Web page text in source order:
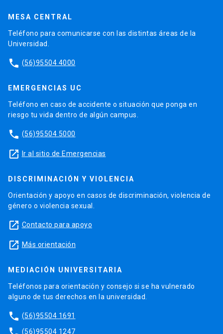
MESA CENTRAL
Teléfono para comunicarse con las distintas áreas de la
Universidad.
phone (56)95504 4000
EMERGENCIAS UC
Teléfono en caso de accidente o situación que ponga en
riesgo tu vida dentro de algún campus.
phone (56)95504 5000
launch Ir al sitio de Emergencias
DISCRIMINACIÓN Y VIOLENCIA
Orientación y apoyo en casos de discriminación, violencia de
género o violencia sexual.
launch Contacto para apoyo
launch Más orientación
MEDIACIÓN UNIVERSITARIA
Teléfonos para orientación y consejo si se ha vulnerado
alguno de tus derechos en la universidad.
phone (56)95504 1691
(56)95504 1247